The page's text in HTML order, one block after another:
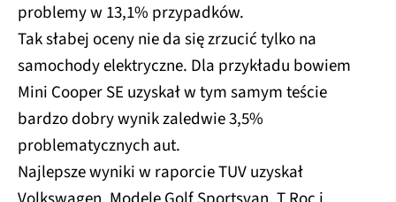
problemy w 13,1% przypadków.
Tak słabej oceny nie da się zrzucić tylko na
samochody elektryczne. Dla przykładu bowiem
Mini Cooper SE uzyskał w tym samym teście
bardzo dobry wynik zaledwie 3,5%
problematycznych aut.
Najlepsze wyniki w raporcie TUV uzyskał